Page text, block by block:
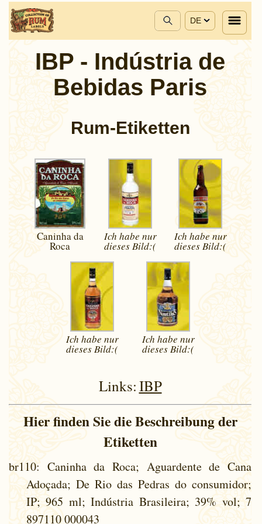
DE
IBP - Indústria de
Bebidas Paris
Rum-Etiketten
Caninha da
Roca
Ich habe nur
diesesBild:(
Ich habe nur
diesesBild:(
Ich habe nur
diesesBild:(
Ich habe nur
diesesBild:(
Links:IBP
Hier finden Sie die Beschreibung der
Etiketten
br110: Caninha da Roca; Aguardente de Cana
Adoçada; De Rio das Pedras do consumidor;
IP; 965 ml; Indústria Brasileira; 39% vol; 7
897110 000043